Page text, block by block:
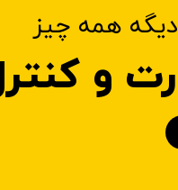
دیگه همه چیز
و